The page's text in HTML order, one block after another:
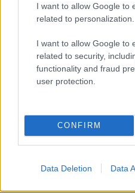
I want to allow Google to
related to personalization.
I want to allow Google to
related to security,
functionality and fraud
user protection.
CONFIRM
Data Deletion Data